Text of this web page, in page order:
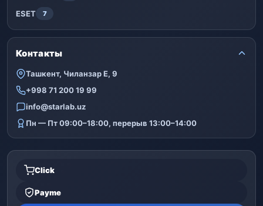
ESET 7
Контакты
Ташкент, Чиланзар Е, 9
+998 71 200 19 99
info@starlab.uz
Пн — Пт 09:00–18:00, перерыв 13:00–14:00
Click
Payme